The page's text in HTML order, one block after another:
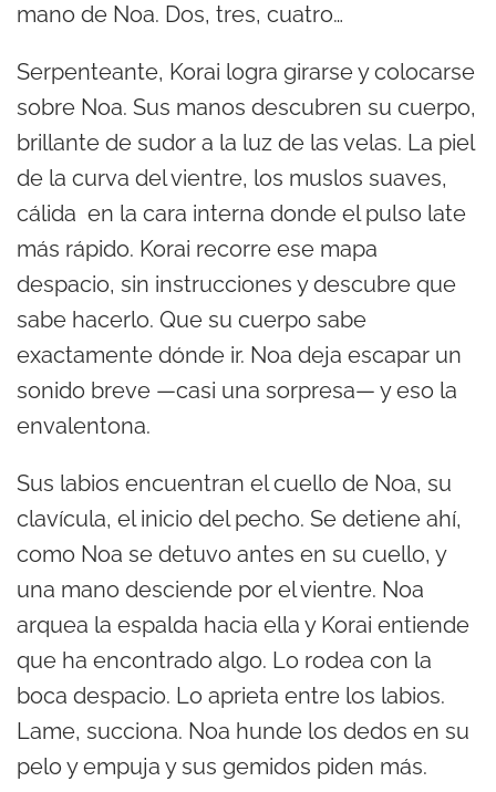
mano de Noa. Dos, tres, cuatro…
Serpenteante, Korai logra girarse y colocarse
sobre Noa. Sus manos descubren su cuerpo,
brillante de sudor a la luz de las velas. La piel
de la curva del vientre, los muslos suaves,
cálida en la cara interna donde el pulso late
más rápido. Korai recorre ese mapa
despacio, sin instrucciones y descubre que
sabe hacerlo. Que su cuerpo sabe
exactamente dónde ir. Noa deja escapar un
sonido breve —casi una sorpresa— y eso la
envalentona.
Sus labios encuentran el cuello de Noa, su
clavícula, el inicio del pecho. Se detiene ahí,
como Noa se detuvo antes en su cuello, y
una mano desciende por el vientre. Noa
arquea la espalda hacia ella y Korai entiende
que ha encontrado algo. Lo rodea con la
boca despacio. Lo aprieta entre los labios.
Lame, succiona. Noa hunde los dedos en su
pelo y empuja y sus gemidos piden más.